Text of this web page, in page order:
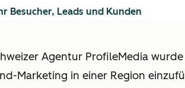
Agentur ProfileMedia
Marketing in einer Region
Besucher, Leads und Kunden